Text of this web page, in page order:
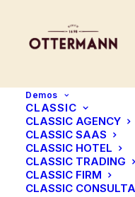
Demos
CLASSIC
CLASSIC AGENCY
CLASSIC SAAS
CLASSIC HOTEL
CLASSIC TRADING
CLASSIC FIRM
CLASSIC